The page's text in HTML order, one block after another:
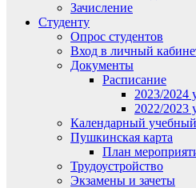
Зачисление
Студенту
Опрос студентов
Вход в личный
Документы
Расписание
2023/2024
2022/2023
Календарный
Пушкинская карта
План
Трудоустройство
Экзамены и зачеты